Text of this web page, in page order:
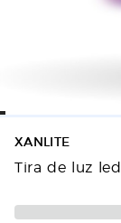
XANLITE
Tira de luz